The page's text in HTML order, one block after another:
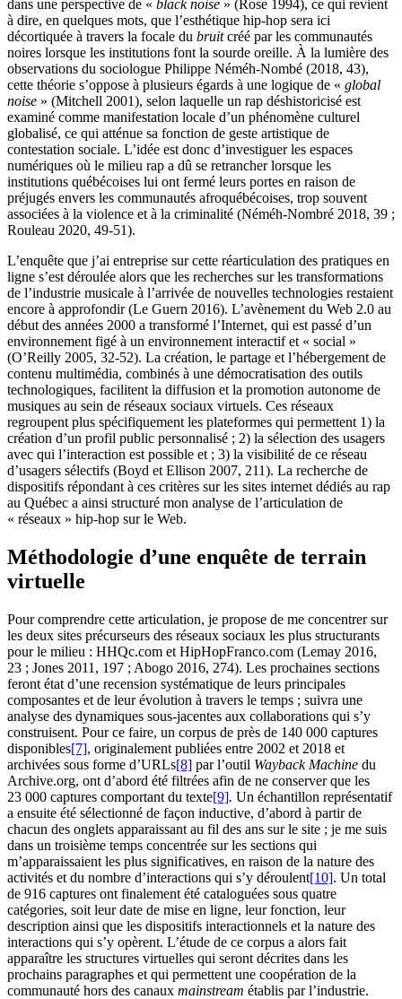
dans une perspective de « black noise » (Rose 1994), ce qui revient
à dire, en quelques mots, que l’esthétique hip-hop sera ici
décortiquée à travers la focale du bruitcréé par les communautés
noires lorsque les institutions font la sourde oreille. À la lumière des
observations du sociologue Philippe Néméh-Nombé (2018, 43),
cette théorie s’oppose à plusieurs égards à une logique de « global
noise » (Mitchell 2001), selon laquelle un rap déshistoricisé est
examiné comme manifestation locale d’un phénomène culturel
globalisé, ce qui atténue sa fonction de geste artistique de
contestation sociale. L’idée est donc d’investiguer les espaces
numériques où le milieu rap a dû se retrancher lorsque les
institutions québécoises lui ont fermé leurs portes en raison de
préjugés envers les communautés afroquébécoises, trop souvent
associées à la violence et à la criminalité (Néméh-Nombré 2018, 39 ;
Rouleau 2020, 49-51).
L’enquête que j’ai entreprise sur cette réarticulation des pratiques en
ligne s’est déroulée alors que les recherches sur les transformations
de l’industrie musicale à l’arrivée de nouvelles technologies restaient
encore à approfondir (Le Guern 2016). L’avènement du Web 2.0 au
début des années 2000 a transformé l’Internet, qui est passé d’un
environnement figé à un environnement interactif et « social »
(O’Reilly 2005, 32-52). La création, le partage et l’hébergement de
contenu multimédia, combinés à une démocratisation des outils
technologiques, facilitent la diffusion et la promotion autonome de
musiques au sein de réseaux sociaux virtuels. Ces réseaux
regroupent plus spécifiquement les plateformes qui permettent 1) la
création d’un profil public personnalisé ; 2) la sélection des usagers
avec qui l’interaction est possible et ; 3) la visibilité de ce réseau
d’usagers sélectifs (Boyd et Ellison 2007, 211). La recherche de
dispositifs répondant à ces critères sur les sites internet dédiés au rap
au Québec a ainsi structuré mon analyse de l’articulation de
« réseaux » hip-hop sur le Web.
Méthodologie d’une enquête de terrain
virtuelle
Pour comprendre cette articulation, je propose de me concentrer sur
les deux sites précurseurs des réseaux sociaux les plus structurants
pour le milieu : HHQc.com et HipHopFranco.com (Lemay 2016,
23 ; Jones 2011, 197 ; Abogo 2016, 274). Les prochaines sections
feront état d’une recension systématique de leurs principales
composantes et de leur évolution à travers le temps ; suivra une
analyse des dynamiques sous-jacentes aux collaborations qui s’y
construisent. Pour ce faire, un corpus de près de 140 000 captures
disponibles[7], originalement publiées entre 2002 et 2018 et
archivées sous forme d’URLs[8] par l’outil Wayback Machine du
Archive.org, ont d’abord été filtrées afin de ne conserver que les
23 000 captures comportant du texte[9]. Un échantillon représentatif
a ensuite été sélectionné de façon inductive, d’abord à partir de
chacun des onglets apparaissant au fil des ans sur le site ; je me suis
dans un troisième temps concentrée sur les sections qui
m’apparaissaient les plus significatives, en raison de la nature des
activités et du nombre d’interactions qui s’y déroulent[10]. Un total
de 916 captures ont finalement été cataloguées sous quatre
catégories, soit leur date de mise en ligne, leur fonction, leur
description ainsi que les dispositifs interactionnels et la nature des
interactions qui s’y opèrent. L’étude de ce corpus a alors fait
apparaître les structures virtuelles qui seront décrites dans les
prochains paragraphes et qui permettent une coopération de la
communauté hors des canaux mainstream établis par l’industrie.